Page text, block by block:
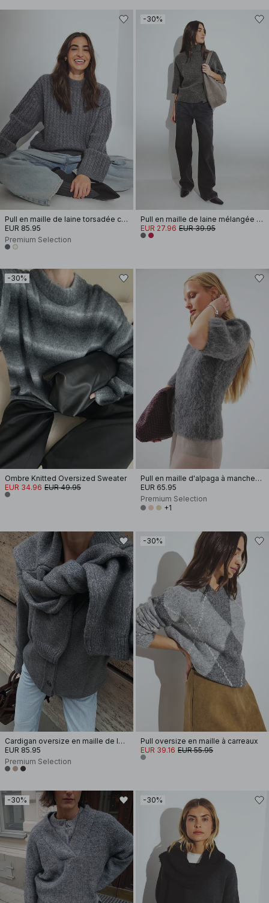
Pull en maille de laine torsadée coupe oversize
EUR 85.95
Premium Selection
-30%
Pull en maille de laine mélangée à manches courtes
EUR 27.96 EUR 39.95
-30%
Ombre Knitted Oversized Sweater
EUR 34.96 EUR 49.95
Pull en maille d'alpaga à manches courtes
EUR 65.95
Premium Selection
+1
Cardigan oversize en maille de laine
EUR 85.95
Premium Selection
-30%
Pull oversize en maille à carreaux
EUR 39.16 EUR 55.95
-30% -30%